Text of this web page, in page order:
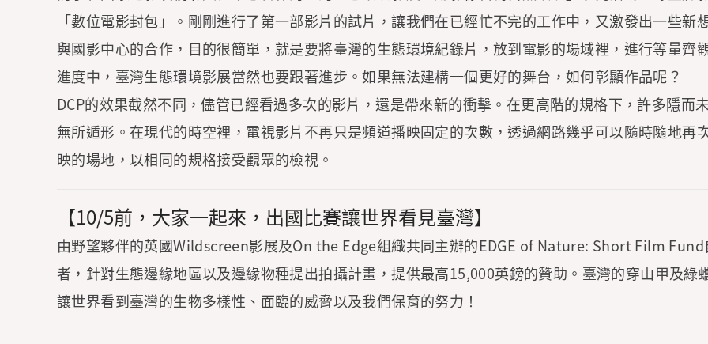
「數位電影封包」。剛剛進行了第一部影片的試片，讓我們在已經忙不完的工作中，又激發出一些新
與國影中心的合作，目的很簡單，就是要將臺灣的生態環境紀錄片，放到電影的場域裡，進行等量齊
進度中，臺灣生態環境影展當然也要跟著進步。如果無法建構一個更好的舞台，如何彰顯作品呢？
DCP的效果截然不同，儘管已經看過多次的影片，還是帶來新的衝擊。在更高階的規格下，許多隱而
無所遁形。在現代的時空裡，電視影片不再只是頻道播映固定的次數，透過網路幾乎可以隨時隨地再
映的場地，以相同的規格接受觀眾的檢視。
【10/5前，大家一起來，出國比賽讓世界看見臺灣】
由野望夥伴的英國Wildscreen影展及On the Edge組織共同主辦的EDGE of Nature: Short Film
者，針對生態邊緣地區以及邊緣物種提出拍攝計畫，提供最高15,000英鎊的贊助。臺灣的穿山甲及
讓世界看到臺灣的生物多樣性、面臨的威脅以及我們保育的努力！